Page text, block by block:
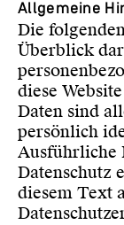
Allgemeine
Die
Überblick
diese
Daten sind
persönlich
Ausführliche
Datenschutz
diesem Text